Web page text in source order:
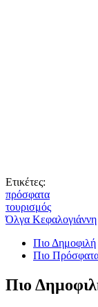
Ετικέτες:
πρόσφατα
τουρισμός
Όλγα Κεφαλογιάννη
Πιο Δημοφιλή
Πιο
Πιο